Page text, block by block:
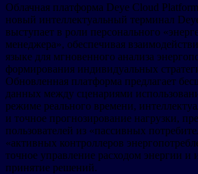
Облачная платформа Deye Cloud
новый интеллектуальный терминал
выступает в роли персонального
менеджера», обеспечивая
языке для мгновенного анализа
формирования индивидуальных
Обновленная платформа предлагает
данных между сценариями
режиме реального времени,
и точное прогнозирование нагрузки,
пользователей из «пассивных
«активных контроллеров
точное управление расходом энергии и
принятие решений.